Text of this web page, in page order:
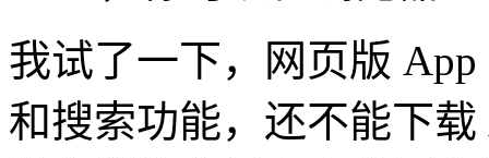
我试了一下，网页版
和搜索功能，还不能下